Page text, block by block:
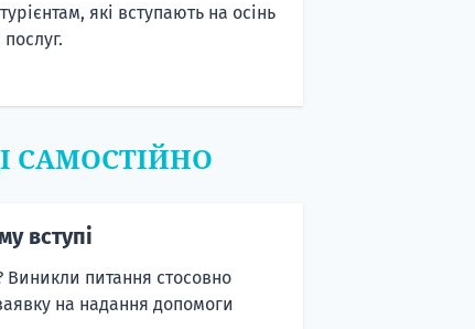
які вступають на осінь
САМОСТІЙНО
вступі
Виникли питання стосовно
на надання допомоги